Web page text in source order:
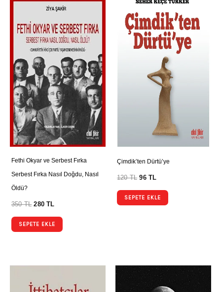
Fethi Okyar ve Serbest Fırka
Serbest Fırka Nasıl Doğdu, Nasıl
Öldü?
350TL 280TL
SEPETE EKLE
Çimdik’ten Dürtü’ye
120TL 96TL
SEPETE EKLE